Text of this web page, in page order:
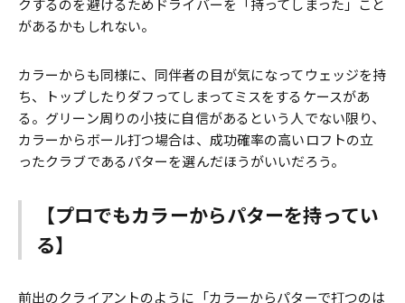
クするのを避けるためドライバーを「持ってしまった」こと
があるかもしれない。
カラーからも同様に、同伴者の目が気になってウェッジを持
ち、トップしたりダフってしまってミスをするケースがあ
る。グリーン周りの小技に自信があるという人でない限り、
カラーからボール打つ場合は、成功確率の高いロフトの立
ったクラブであるパターを選んだほうがいいだろう。
【プロでもカラーからパターを持ってい
る】
前出のクライアントのように「カラーからパターで打つのは